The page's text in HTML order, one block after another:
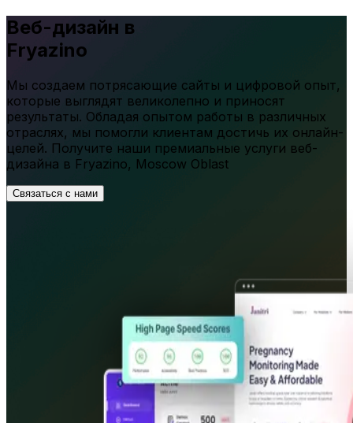
Веб-дизайн в
Fryazino
Мы создаем потрясающие сайты и цифровой опыт,
которые выглядят великолепно и приносят
результаты. Обладая опытом работы в различных
отраслях, мы помогли клиентам достичь их онлайн-
целей. Получите наши премиальные услуги веб-
дизайна в Fryazino, Moscow Oblast
Связаться с нами